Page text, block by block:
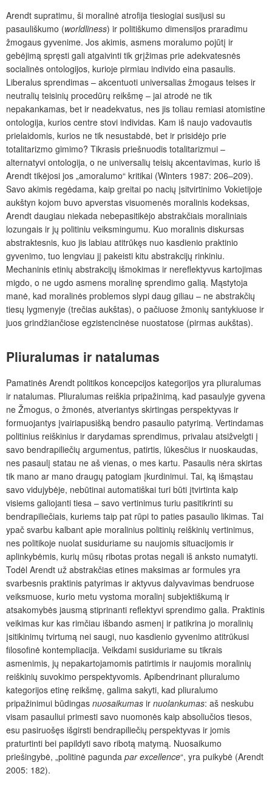
Arendt supratimu, ši moralinė atrofija tiesiogiai susijusi su
pasauliškumo (worldliness) ir politiškumo dimensijos praradimu
žmogaus gyvenime. Jos akimis, asmens moralumo pojūtį ir
gebėjimą spręsti gali atgaivinti tik grįžimas prie adekvatesnės
socialinės ontologijos, kurioje pirmiau individo eina pasaulis.
Liberalus sprendimas – akcentuoti universalias žmogaus teises ir
neutralių teisinių procedūrų reikšmę – jai atrodė ne tik
nepakankamas, bet ir neadekvatus, nes jis toliau remiasi atomistine
ontologija, kurios centre stovi individas. Kam iš naujo vadovautis
prielaidomis, kurios ne tik nesustabdė, bet ir prisidėjo prie
totalitarizmo gimimo? Tikrasis priešnuodis totalitarizmui –
alternatyvi ontologija, o ne universalių teisių akcentavimas, kurio iš
Arendt tikėjosi jos „amoralumo“ kritikai (Winters 1987: 206–209).
Savo akimis regėdama, kaip greitai po nacių įsitvirtinimo Vokietijoje
aukštyn kojom buvo apverstas visuomenės moralinis kodeksas,
Arendt daugiau niekada nebepasitikėjo abstrakčiais moraliniais
lozungais ir jų politiniu veiksmingumu. Kuo moralinis diskursas
abstraktesnis, kuo jis labiau atitrūkęs nuo kasdienio praktinio
gyvenimo, tuo lengviau jį pakeisti kitu abstrakcijų rinkiniu.
Mechaninis etinių abstrakcijų išmokimas ir nereflektyvus kartojimas
migdo, o ne ugdo asmens moralinę sprendimo galią. Mąstytoja
manė, kad moralinės problemos slypi daug giliau – ne abstrakčių
tiesų lygmenyje (trečias aukštas), o pačiuose žmonių santykiuose ir
juos grindžiančiose egzistencinėse nuostatose (pirmas aukštas).
Pliuralumas ir natalumas
Pamatinės Arendt politikos koncepcijos kategorijos yra pliuralumas
ir natalumas. Pliuralumas reiškia pripažinimą, kad pasaulyje gyvena
ne Žmogus, o žmonės, atveriantys skirtingas perspektyvas ir
formuojantys įvairiapusišką bendro pasaulio patyrimą. Vertindamas
politinius reiškinius ir darydamas sprendimus, privalau atsižvelgti į
savo bendrapiliečių argumentus, patirtis, lūkesčius ir nuoskaudas,
nes pasaulį statau ne aš vienas, o mes kartu. Pasaulis nėra skirtas
tik mano ar mano draugų patogiam įkurdinimui. Tai, ką išmąstau
savo vidujybėje, nebūtinai automatiškai turi būti įtvirtinta kaip
visiems galiojanti tiesa – savo vertinimus turiu pasitikrinti su
bendrapiliečiais, kuriems taip pat rūpi to paties pasaulio likimas. Tai
ypač svarbu kalbant apie moralinius politinių reiškinių vertinimus,
nes politikoje nuolat susiduriame su naujomis situacijomis ir
aplinkybėmis, kurių mūsų ribotas protas negali iš anksto numatyti.
Todėl Arendt už abstrakčias etines maksimas ar formules yra
svarbesnis praktinis patyrimas ir aktyvus dalyvavimas bendruose
veiksmuose, kurio metu vystoma moralinį subjektiškumą ir
atsakomybės jausmą stiprinanti reflektyvi sprendimo galia. Praktinis
veikimas kur kas rimčiau išbando asmenį ir patikrina jo moralinių
įsitikinimų tvirtumą nei saugi, nuo kasdienio gyvenimo atitrūkusi
filosofinė kontempliacija. Veikdami susiduriame su tikrais
asmenimis, jų nepakartojamomis patirtimis ir naujomis moralinių
reiškinių suvokimo perspektyvomis. Apibendrinant pliuralumo
kategorijos etinę reikšmę, galima sakyti, kad pliuralumo
pripažinimui būdingas nuosaikumas ir nuolankumas: aš neskubu
visam pasauliui primesti savo nuomonės kaip absoliučios tiesos,
esu pasiruošęs išgirsti bendrapiliečių perspektyvas ir jomis
praturtinti bei papildyti savo ribotą matymą. Nuosaikumo
priešingybė, „politinė pagunda par excellence“, yra puikybė (Arendt
2005: 182).